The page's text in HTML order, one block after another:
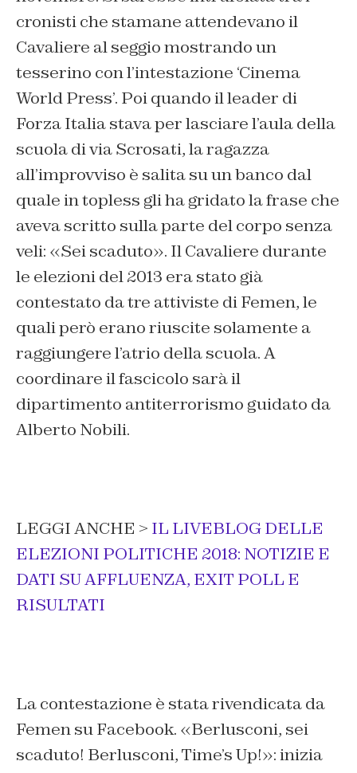
cronisti che stamane attendevano il
Cavaliere al seggio mostrando un
tesserino con l’intestazione ‘Cinema
World Press’. Poi quando il leader di
Forza Italia stava per lasciare l’aula della
scuola di via Scrosati, la ragazza
all’improvviso è salita su un banco dal
quale in topless gli ha gridato la frase che
aveva scritto sulla parte del corpo senza
veli: «Sei scaduto». Il Cavaliere durante
le elezioni del 2013 era stato già
contestato da tre attiviste di Femen, le
quali però erano riuscite solamente a
raggiungere l’atrio della scuola. A
coordinare il fascicolo sarà il
dipartimento antiterrorismo guidato da
Alberto Nobili.
LEGGI ANCHE > IL LIVEBLOG DELLE
ELEZIONI POLITICHE 2018: NOTIZIE E
DATI SU AFFLUENZA, EXIT POLL E
RISULTATI
La contestazione è stata rivendicata da
Femen su Facebook. «Berlusconi, sei
scaduto! Berlusconi, Time’s Up!»: inizia